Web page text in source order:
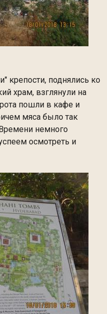
крепости, поднялись ко
храм, взглянули на
пошли в кафе и
мяса было так
немного
осмотреть и